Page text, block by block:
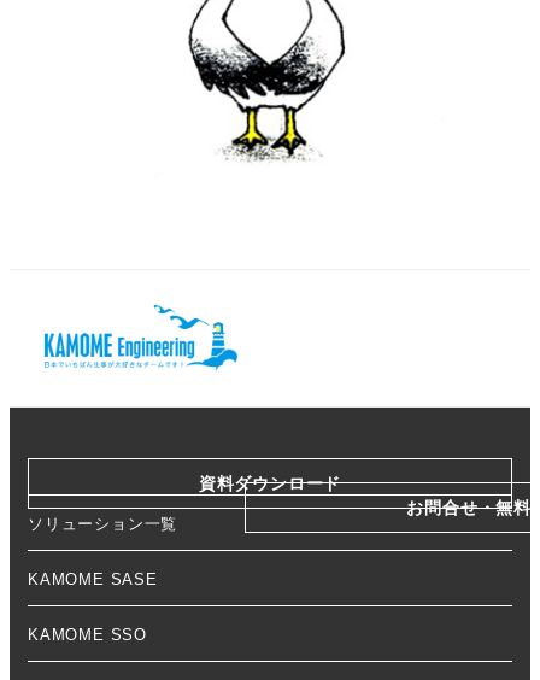
資料ダウンロード
お問合せ・無料
ソリューション一覧
KAMOME SASE
KAMOME SSO